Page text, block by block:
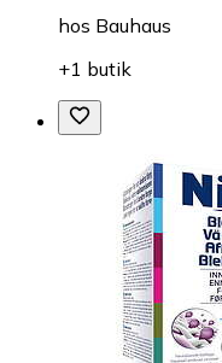
hos Bauhaus
+1 butik